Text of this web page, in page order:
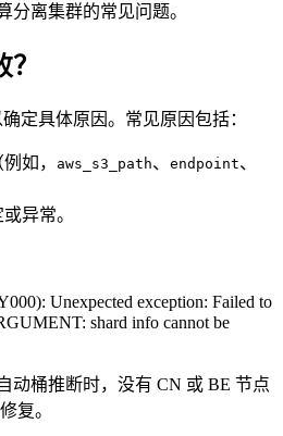
分离集群的常见问题。
定具体原因。常见原因包括：
如， aws_s3_path、 endpoint、
异常。
Unexpected exception: Failed to
shard info cannot be
动桶推断时，没有 CN 或 BE 节点
复。